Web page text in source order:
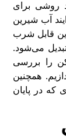
روشی برای
آب شیرین
قابل شرب
می‌شود.
را بررسی
همچنین
که در پایان